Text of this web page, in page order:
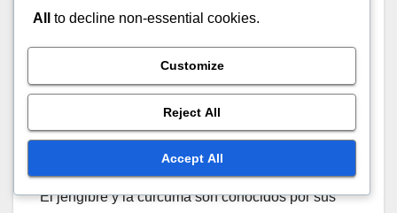
antioxidantes, efectos antiinflamatorios y perfiles
Beneficios comparativos
para la salud del jengibre
frente a la cúrcuma
El jengibre y la cúrcuma son conocidos por sus
All
to decline non-essential cookies.
Customize
Reject All
Accept All